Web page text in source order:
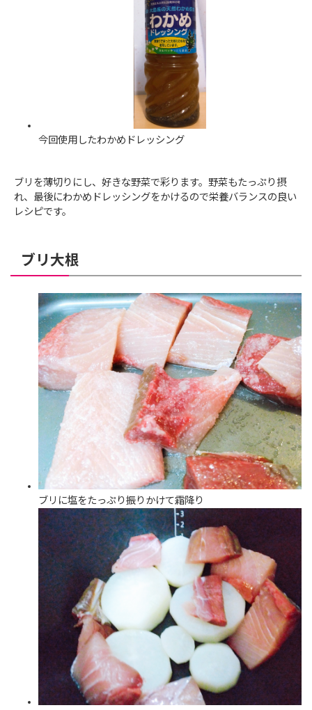
今回使用したわかめドレッシング
ブリを薄切りにし、好きな野菜で彩ります。野菜もたっぷり摂
れ、最後にわかめドレッシングをかけるので栄養バランスの良い
レシピです。
ブリ大根
ブリに塩をたっぷり振りかけて霜降り